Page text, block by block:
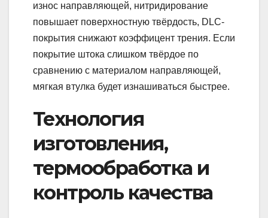
износ направляющей, нитридирование
повышает поверхностную твёрдость, DLC-
покрытия снижают коэффицент трения. Если
покрытие штока слишком твёрдое по
сравнению с материалом направляющей,
мягкая втулка будет изнашиваться быстрее.
Технология
изготовления,
термообработка и
контроль качества